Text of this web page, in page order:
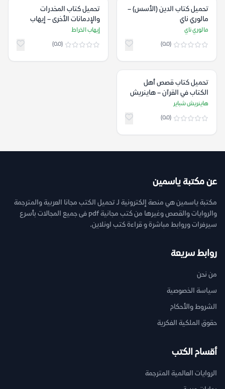
تحميل كتاب الدين (الأسس) –
مالوري ناي
مالوري ناي
(0.0)
تحميل كتاب المخدرات
والإدمانات الأخرى – إيهاب
الخراط
إيهاب الخراط
(0.0)
تحميل كتاب قصص أهل
الكتاب في القرآن – هاينريش
شباير
هاينريش شباير
(0.0)
عن مكتبة ياسمين
مكتبة ياسمين هي منصة إلكترونية لـ تحميل الكتب مجانا العربية والمترجمة
والروايات والقصص وغيرها من كتب مجانية pdf فى جميع المجالات بأسرع
سيرفرات وروابط مباشرة و قراءة كتب اونلاين.
روابط سريعة
من نحن
سياسة الخصوصية
الشروط والأحكام
حقوق الملكية الفكرية
أقسام الكتب
الروايات العالمية المترجمة